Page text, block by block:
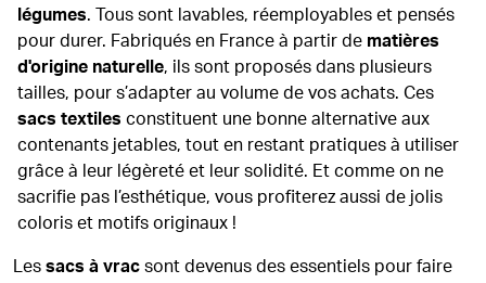
légumes. Tous sont lavables, réemployables et pensés
pour durer. Fabriqués en France à partir de matières
d'origine naturelle, ils sont proposés dans plusieurs
tailles, pour s’adapter au volume de vos achats. Ces
sacs textiles constituent une bonne alternative aux
contenants jetables, tout en restant pratiques à utiliser
grâce à leur légèreté et leur solidité. Et comme on ne
sacrifie pas l’esthétique, vous profiterez aussi de jolis
coloris et motifs originaux !
Les sacs à vrac sont devenus des essentiels pour faire